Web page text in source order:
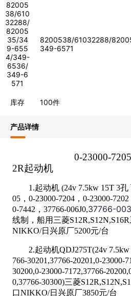
82005
38/610
32288/
82005
35/34
9-655
4/349-
6536/
349-6
571
8200538/61032288/
349-6571
库存 100件
产品详情
0-23000-
2R起动机
1 .起动机 (24v 7.5kw 15T 3孔
05 ， 0-23000-7204 ，0-23000-
0-7442，37766-006J0,37766-
线制，船用三菱S12R,S12N,S16R
NIKKO/日兴原厂5200元/台
2.起动机QDJ275T(24v
766-30201,37766-20201,0-23000-
30200,0-23000-7172,37766-
0,37766-30300)三菱
口NIKKO/日兴原厂3850元/台